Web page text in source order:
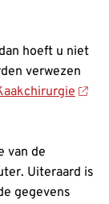
hoeft u niet
verwezen
van de
Uiteraard is
gegevens